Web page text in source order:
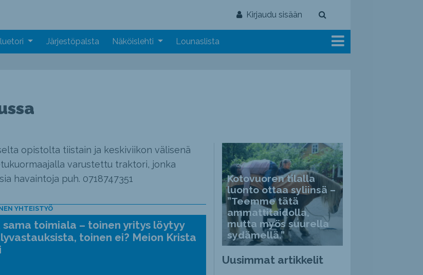
Kirjaudu sisään
Järjestöpalsta Näköislehti Lounaslista
opistolta tiistain ja keskiviikon välisenä
varustettu traktori, jonka
havaintoja puh. 0718747351
YHTEISTYÖ
toimiala – toinen yritys löytyy
toinen ei? Meion Krista
Kotovuoren tilalla
luonto ottaa syliinsä –
”Teemme tätä
ammattitaidolla,
mutta myös suurella
sydämellä.”
Uusimmat artikkelit